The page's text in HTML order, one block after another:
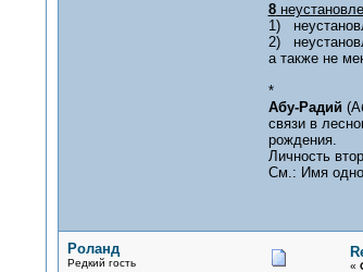
8
1)
2)
а также не
*
Абу-Радий
связи в
рождения.
Личность
См.: Имя
Роланд
Редкий гость
«